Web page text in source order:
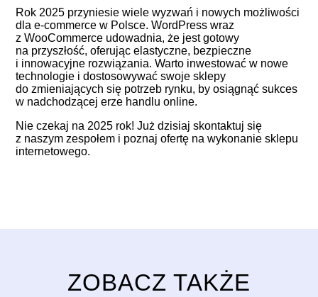
Rok 2025 przyniesie wiele wyzwań i nowych możliwości
dla e-commerce w Polsce. WordPress wraz
z WooCommerce udowadnia, że jest gotowy
na przyszłość, oferując elastyczne, bezpieczne
i innowacyjne rozwiązania. Warto inwestować w nowe
technologie i dostosowywać swoje sklepy
do zmieniających się potrzeb rynku, by osiągnąć sukces
w nadchodzącej erze handlu online.
Nie czekaj na 2025 rok! Już dzisiajskontaktuj się
z naszym zespołem i poznaj ofertę na wykonanie sklepu
internetowego.
ZOBACZ TAKŻE